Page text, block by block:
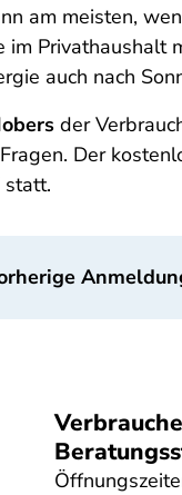
am meisten,
auch nach
der
Der
statt.